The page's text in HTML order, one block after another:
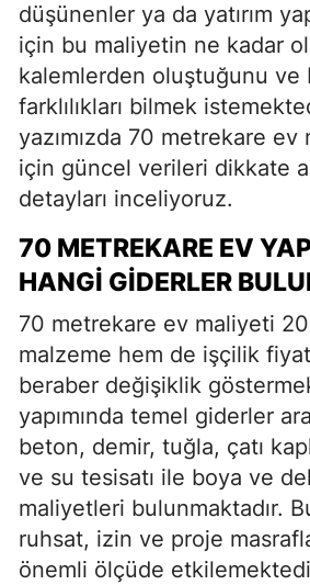
düşünenler ya da yatırım
için bu maliyetin ne kadar
kalemlerden oluştuğunu ve
farklılıkları bilmek
yazımızda 70 metrekare
için güncel verileri dikkate
detayları inceliyoruz.
70 METREKARE EV
HANGI GIDERLER
70 metrekare ev maliyeti
malzeme hem de işçilik
beraber değişiklik
yapımında temel giderler
beton, demir, tuğla, çatı
ve su tesisatı ile boya ve
maliyetleri bulunmaktadır.
ruhsat, izin ve proje
önemli ölçüde